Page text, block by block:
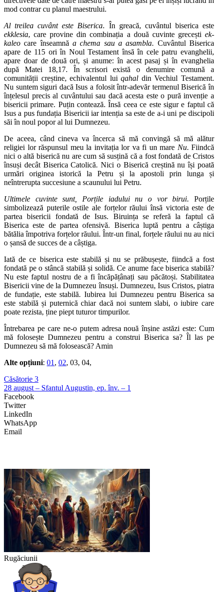
mod contrar cu planul maestrului.
Al treilea cuvânt este Biserica. În greacă, cuvântul biserica este
ekklesia, care provine din combinația a două cuvinte grecești ek-
kaleo care înseamnă a chema sau a asambla. Cuvântul Biserica
apare de 115 ori în Noul Testament însă în cele patru evanghelii,
apare doar de două ori, și anume: în acest pasaj și în evanghelia
după Matei 18,17. În scrisori există o denumire comună a
comunității creștine, echivalentul luiqahal din Vechiul Testament.
Nu suntem siguri dacă Isus a folosit într-adevăr termenul Biserică în
înțelesul precis al cuvântului sau dacă acesta este o pură invenție a
bisericii primare. Puțin contează. Însă ceea ce este sigur e faptul că
Isus a pus fundația Bisericii iar intenția sa este de a-i uni pe discipoli
săi în noul popor al lui Dumnezeu.
De aceea, când cineva va încerca să mă convingă să mă alătur
religiei lor răspunsul meu la invitația lor va fi un mare Nu. Fiindcă
nici o altă biserică nu are cum să susțină că a fost fondată de Cristos
însuși decât Biserica Catolică. Nici o Biserică creștină nu își poată
urmări originea istorică la Petru și la apostoli prin lunga și
neîntrerupta succesiune a scaunului lui Petru.
Ultimele cuvinte sunt, Porțile iadului nu o vor birui. Porțile
simbolizează puterile ostile ale forțelor răului însă victoria este de
partea bisericii fondată de Isus. Biruința se referă la faptul că
Biserica este de partea ofensivă. Biserica luptă pentru a câștiga
bătălia împotriva forțelor răului. Într-un final, forțele răului nu au nici
o șansă de succes de a câștiga.
Iată de ce biserica este stabilă și nu se prăbușește, fiindcă a fost
fondată pe o stâncă stabilă și solidă. Ce anume face biserica stabilă?
Nu este faptul nostru de a fi încăpățânați sau păcătoși. Stabilitatea
Bisericii vine de la Dumnezeu însuși. Dumnezeu, Isus Cristos, piatra
de fundație, este stabilă. Iubirea lui Dumnezeu pentru Biserica sa
este stabilă și puternică chiar dacă noi suntem slabi, o iubire care
poate rezista, ține piept tuturor timpurilor.
Întrebarea pe care ne-o putem adresa nouă înșine astăzi este: Cum
mă folosește Dumnezeu pentru a construi Biserica sa? Îl las pe
Dumnezeu să mă folosească? Amin
Alte opțiuni: 01 , 02, 03, 04,
Căsătorie 3
28 august – Sfantul Augustin, ep. înv. – 1
Facebook
Twitter
LinkedIn
WhatsApp
Email
Rugăciunii